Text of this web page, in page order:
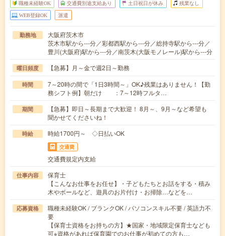
職種未経験OK 交通費別途支給あり 土日祝日が休み 残業なし
WEB登録OK 派遣
勤務地
大阪府茨木市
茨木市駅から---分／彩都西駅から---分／総持寺駅から---分／
豊川(大阪府)駅から---分／南茨木(大阪モノレール)駅から---分
曜日頻度 【急募】月～金で週2日～勤務
時間
7～20時の間で「1日3時間～」OK♪残業はありません！【勤
務シフト例】朝だけ ：7～12時フルタ…
期間
【急募】即日～長期まで大歓迎！ 8月～、9月～など希望も
聞かせてくださいね！
時給 時給1700円～ ◇日払いOK
交通費
交通費規定内支給
仕事内容
保育士
【こんなお仕事をお任せ】・子どもたちとお話をする・積み
木やボールなど、遊具のお片付け・お掃除…などを…
応募資格
職種未経験OK / ブランクOK / パソコンスキル不要 / 英語力不
要
【保育士資格をお持ちの方】★国家・地域限定保育士なども
可※資格があれば保育園でのお仕事が初めての方も…